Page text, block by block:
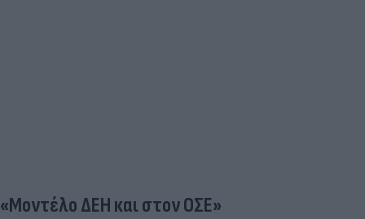
«Μοντέλο ΔΕΗ και στον ΟΣΕ»